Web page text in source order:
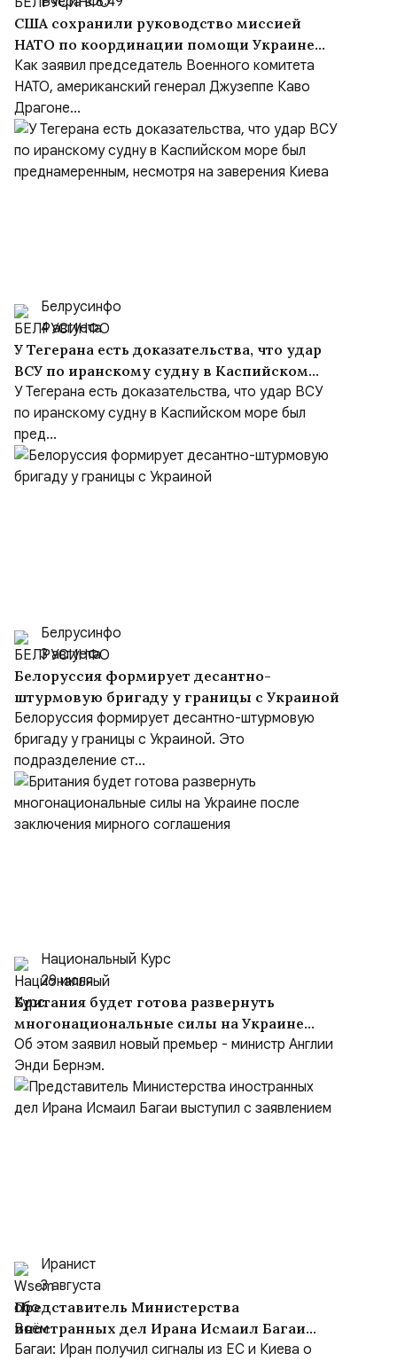
США сохранили руководство миссией
НАТО по координации помощи Украине
(NSATU), несмотря на обещания передать
функции Европе
Как заявил председатель Военного комитета
НАТО, американский генерал Джузеппе Каво
Драгоне...
Белрусинфо
4 августа
У Тегерана есть доказательства, что удар
ВСУ по иранскому судну в Каспийском
море был преднамеренным, несмотря на
заверения Киева
У Тегерана есть доказательства, что удар ВСУ
по иранскому судну в Каспийском море был
пред...
Белрусинфо
3 августа
Белоруссия формирует десантно-
штурмовую бригаду у границы с Украиной
Белоруссия формирует десантно-штурмовую
бригаду у границы с Украиной. Это
подразделение ст...
Национальный Курс
29 июля
Британия будет готова развернуть
многонациональные силы на Украине
после заключения мирного соглашения
Об этом заявил новый премьер - министр Англии
Энди Бернэм.
Иранист
3 августа
Представитель Министерства
иностранных дел Ирана Исмаил Багаи
выступил с заявлением
Багаи: Иран получил сигналы из ЕС и Киева о